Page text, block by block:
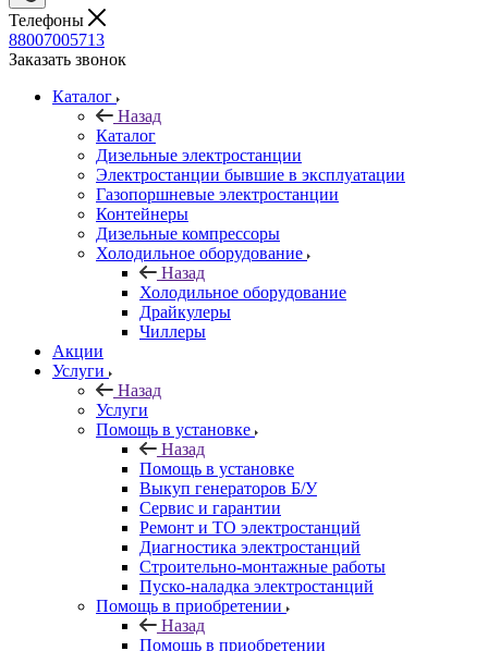
Телефоны
88007005713
Заказать звонок
Каталог
Назад
Каталог
Дизельные электростанции
Электростанции бывшие в эксплуатации
Газопоршневые электростанции
Контейнеры
Дизельные компрессоры
Холодильное оборудование
Назад
Холодильное оборудование
Драйкулеры
Чиллеры
Акции
Услуги
Назад
Услуги
Помощь в установке
Назад
Помощь в установке
Выкуп генераторов Б/У
Сервис и гарантии
Ремонт и ТО электростанций
Диагностика электростанций
Строительно-монтажные работы
Пуско-наладка электростанций
Помощь в приобретении
Назад
Помощь в приобретении